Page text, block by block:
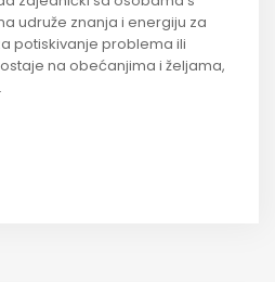
udruže znanja i energiju za
potiskivanje problema ili
na obećanjima i željama,